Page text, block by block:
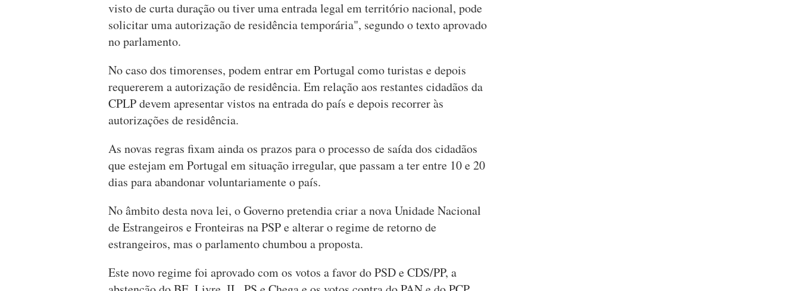
visto de curta duração ou tiver uma entrada legal em território nacional, pode
solicitar uma autorização de residência temporária", segundo o texto aprovado
no parlamento.
No caso dos timorenses, podem entrar em Portugal como turistas e depois
requererem a autorização de residência. Em relação aos restantes cidadãos da
CPLP devem apresentar vistos na entrada do país e depois recorrer às
autorizações de residência.
As novas regras fixam ainda os prazos para o processo de saída dos cidadãos
que estejam em Portugal em situação irregular, que passam a ter entre 10 e 20
dias para abandonar voluntariamente o país.
No âmbito desta nova lei, o Governo pretendia criar a nova Unidade Nacional
de Estrangeiros e Fronteiras na PSP e alterar o regime de retorno de
estrangeiros, mas o parlamento chumbou a proposta.
Este novo regime foi aprovado com os votos a favor do PSD e CDS/PP, a